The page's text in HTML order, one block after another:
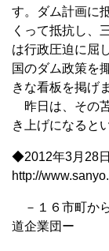
す。ダム計画に
くって抵抗し、
は行政圧迫に屈
国のダム政策を
きな看板を掲げ
昨日は、その
き上げになると
◆2012年3月28
http://
－１６市町か
道企業団ー